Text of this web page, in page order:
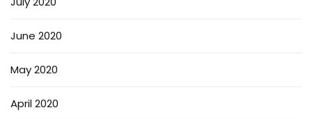
June 2020
May 2020
April 2020